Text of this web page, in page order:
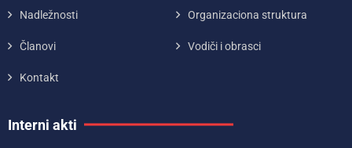
Nadležnosti Organizaciona struktura
Članovi Vodiči i obrasci
Kontakt
Interni akti